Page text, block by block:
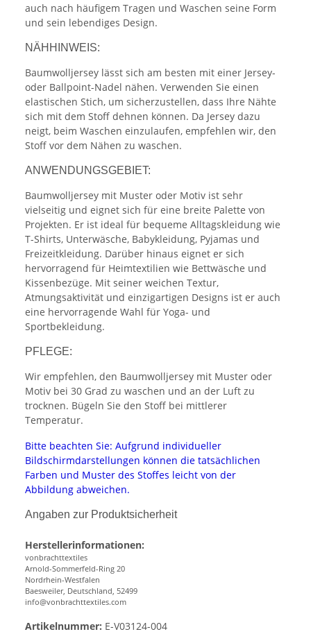
auch nach häufigem Tragen und Waschen seine Form
und sein lebendiges Design.
NÄHHINWEIS:
Baumwolljersey lässt sich am besten mit einer Jersey-
oder Ballpoint-Nadel nähen. Verwenden Sie einen
elastischen Stich, um sicherzustellen, dass Ihre Nähte
sich mit dem Stoff dehnen können. Da Jersey dazu
neigt, beim Waschen einzulaufen, empfehlen wir, den
Stoff vor dem Nähen zu waschen.
ANWENDUNGSGEBIET:
Baumwolljersey mit Muster oder Motiv ist sehr
vielseitig und eignet sich für eine breite Palette von
Projekten. Er ist ideal für bequeme Alltagskleidung wie
T-Shirts, Unterwäsche, Babykleidung, Pyjamas und
Freizeitkleidung. Darüber hinaus eignet er sich
hervorragend für Heimtextilien wie Bettwäsche und
Kissenbezüge. Mit seiner weichen Textur,
Atmungsaktivität und einzigartigen Designs ist er auch
eine hervorragende Wahl für Yoga- und
Sportbekleidung.
PFLEGE:
Wir empfehlen, den Baumwolljersey mit Muster oder
Motiv bei 30 Grad zu waschen und an der Luft zu
trocknen. Bügeln Sie den Stoff bei mittlerer
Temperatur.
Bitte beachten Sie: Aufgrund individueller
Bildschirmdarstellungen können die tatsächlichen
Farben und Muster des Stoffes leicht von der
Abbildung abweichen.
Angaben zur Produktsicherheit
Herstellerinformationen:
vonbrachttextiles
Arnold-Sommerfeld-Ring 20
Nordrhein-Westfalen
Baesweiler, Deutschland, 52499
info@vonbrachttextiles.com
Artikelnummer: E-V03124-004